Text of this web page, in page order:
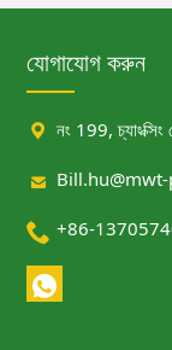
যোগাযোগ করুন
 নং 199, চ্যাংক্সিং

 +86-